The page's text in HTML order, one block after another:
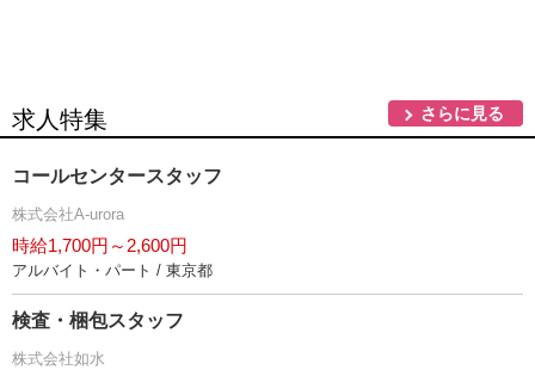
求人特集 さらに見る
コールセンタースタッフ
株式会社A-urora
時給1,700円～2,600円
アルバイト・パート / 東京都
検査・梱包スタッフ
株式会社如水